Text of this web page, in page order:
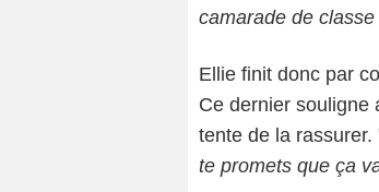
camarade de
Ellie finit donc par
Ce dernier souligne
tente de la rassurer.
te promets que ça